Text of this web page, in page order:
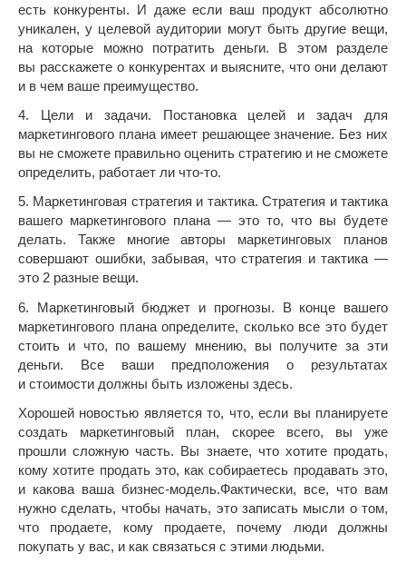
есть конкуренты. И даже если ваш продукт абсолютно
уникален, у целевой аудитории могут быть другие вещи,
на которые можно потратить деньги. В этом разделе
вы расскажете о конкурентах и выясните, что они делают
и в чем ваше преимущество.
4. Цели и задачи. Постановка целей и задач для
маркетингового плана имеет решающее значение. Без них
вы не сможете правильно оценить стратегию и не сможете
определить, работает ли что-то.
5. Маркетинговая стратегия и тактика. Стратегия и тактика
вашего маркетингового плана — это то, что вы будете
делать. Также многие авторы маркетинговых планов
совершают ошибки, забывая, что стратегия и тактика —
это 2 разные вещи.
6. Маркетинговый бюджет и прогнозы. В конце вашего
маркетингового плана определите, сколько все это будет
стоить и что, по вашему мнению, вы получите за эти
деньги. Все ваши предположения о результатах
и стоимости должны быть изложены здесь.
Хорошей новостью является то, что, если вы планируете
создать маркетинговый план, скорее всего, вы уже
прошли сложную часть. Вы знаете, что хотите продать,
кому хотите продать это, как собираетесь продавать это,
и какова ваша бизнес-модель.Фактически, все, что вам
нужно сделать, чтобы начать, это записать мысли о том,
что продаете, кому продаете, почему люди должны
покупать у вас, и как связаться с этими людьми.